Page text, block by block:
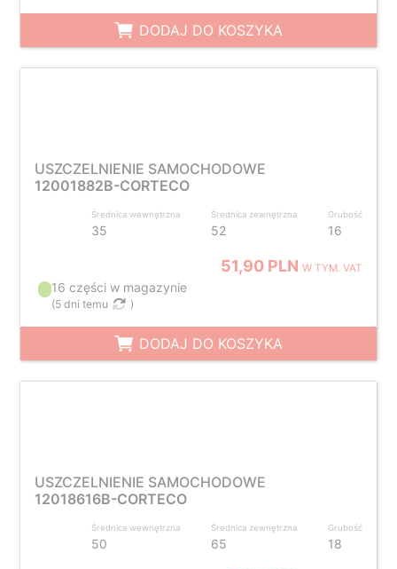
DODAJ DO KOSZYKA
USZCZELNIENIE SAMOCHODOWE
12001882B-CORTECO
Średnica wewnętrzna
35
Średnica zewnętrzna
52
Grubość
16
51,90 PLNW TYM. VAT
16 części w magazynie
(5 dni temu )
DODAJ DO KOSZYKA
USZCZELNIENIE SAMOCHODOWE
12018616B-CORTECO
Średnica wewnętrzna
50
Średnica zewnętrzna
65
Grubość
18